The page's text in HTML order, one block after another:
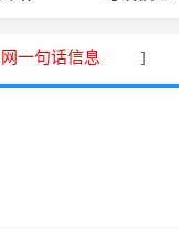
一句话信息 ]